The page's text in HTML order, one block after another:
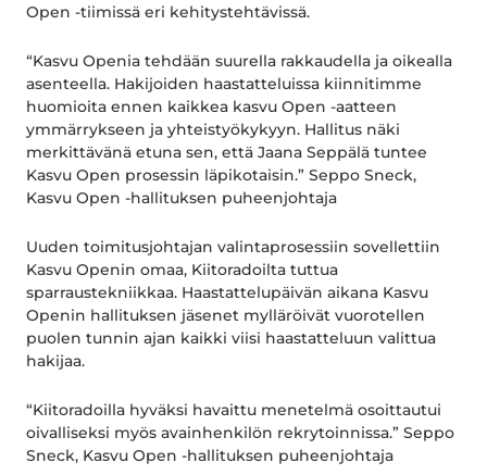
Open -tiimissä eri kehitystehtävissä.
“Kasvu Openia tehdään suurella rakkaudella ja oikealla
asenteella. Hakijoiden haastatteluissa kiinnitimme
huomioita ennen kaikkea kasvu Open -aatteen
ymmärrykseen ja yhteistyökykyyn. Hallitus näki
merkittävänä etuna sen, että Jaana Seppälä tuntee
Kasvu Open prosessin läpikotaisin.” Seppo Sneck,
Kasvu Open -hallituksen puheenjohtaja
Uuden toimitusjohtajan valintaprosessiin sovellettiin
Kasvu Openin omaa, Kiitoradoilta tuttua
sparraustekniikkaa. Haastattelupäivän aikana Kasvu
Openin hallituksen jäsenet mylläröivät vuorotellen
puolen tunnin ajan kaikki viisi haastatteluun valittua
hakijaa.
“Kiitoradoilla hyväksi havaittu menetelmä osoittautui
oivalliseksi myös avainhenkilön rekrytoinnissa.” Seppo
Sneck, Kasvu Open -hallituksen puheenjohtaja